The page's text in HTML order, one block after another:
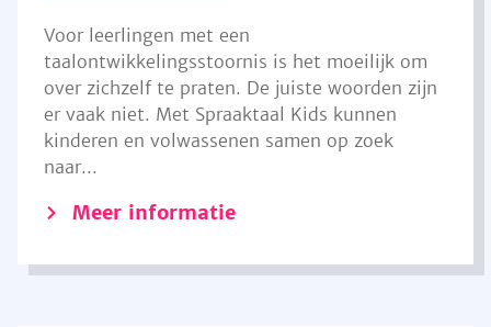
Voor leerlingen met een
taalontwikkelingsstoornis is het moeilijk om
over zichzelf te praten. De juiste woorden zijn
er vaak niet. Met Spraaktaal Kids kunnen
kinderen en volwassenen samen op zoek
naar...
Meer informatie